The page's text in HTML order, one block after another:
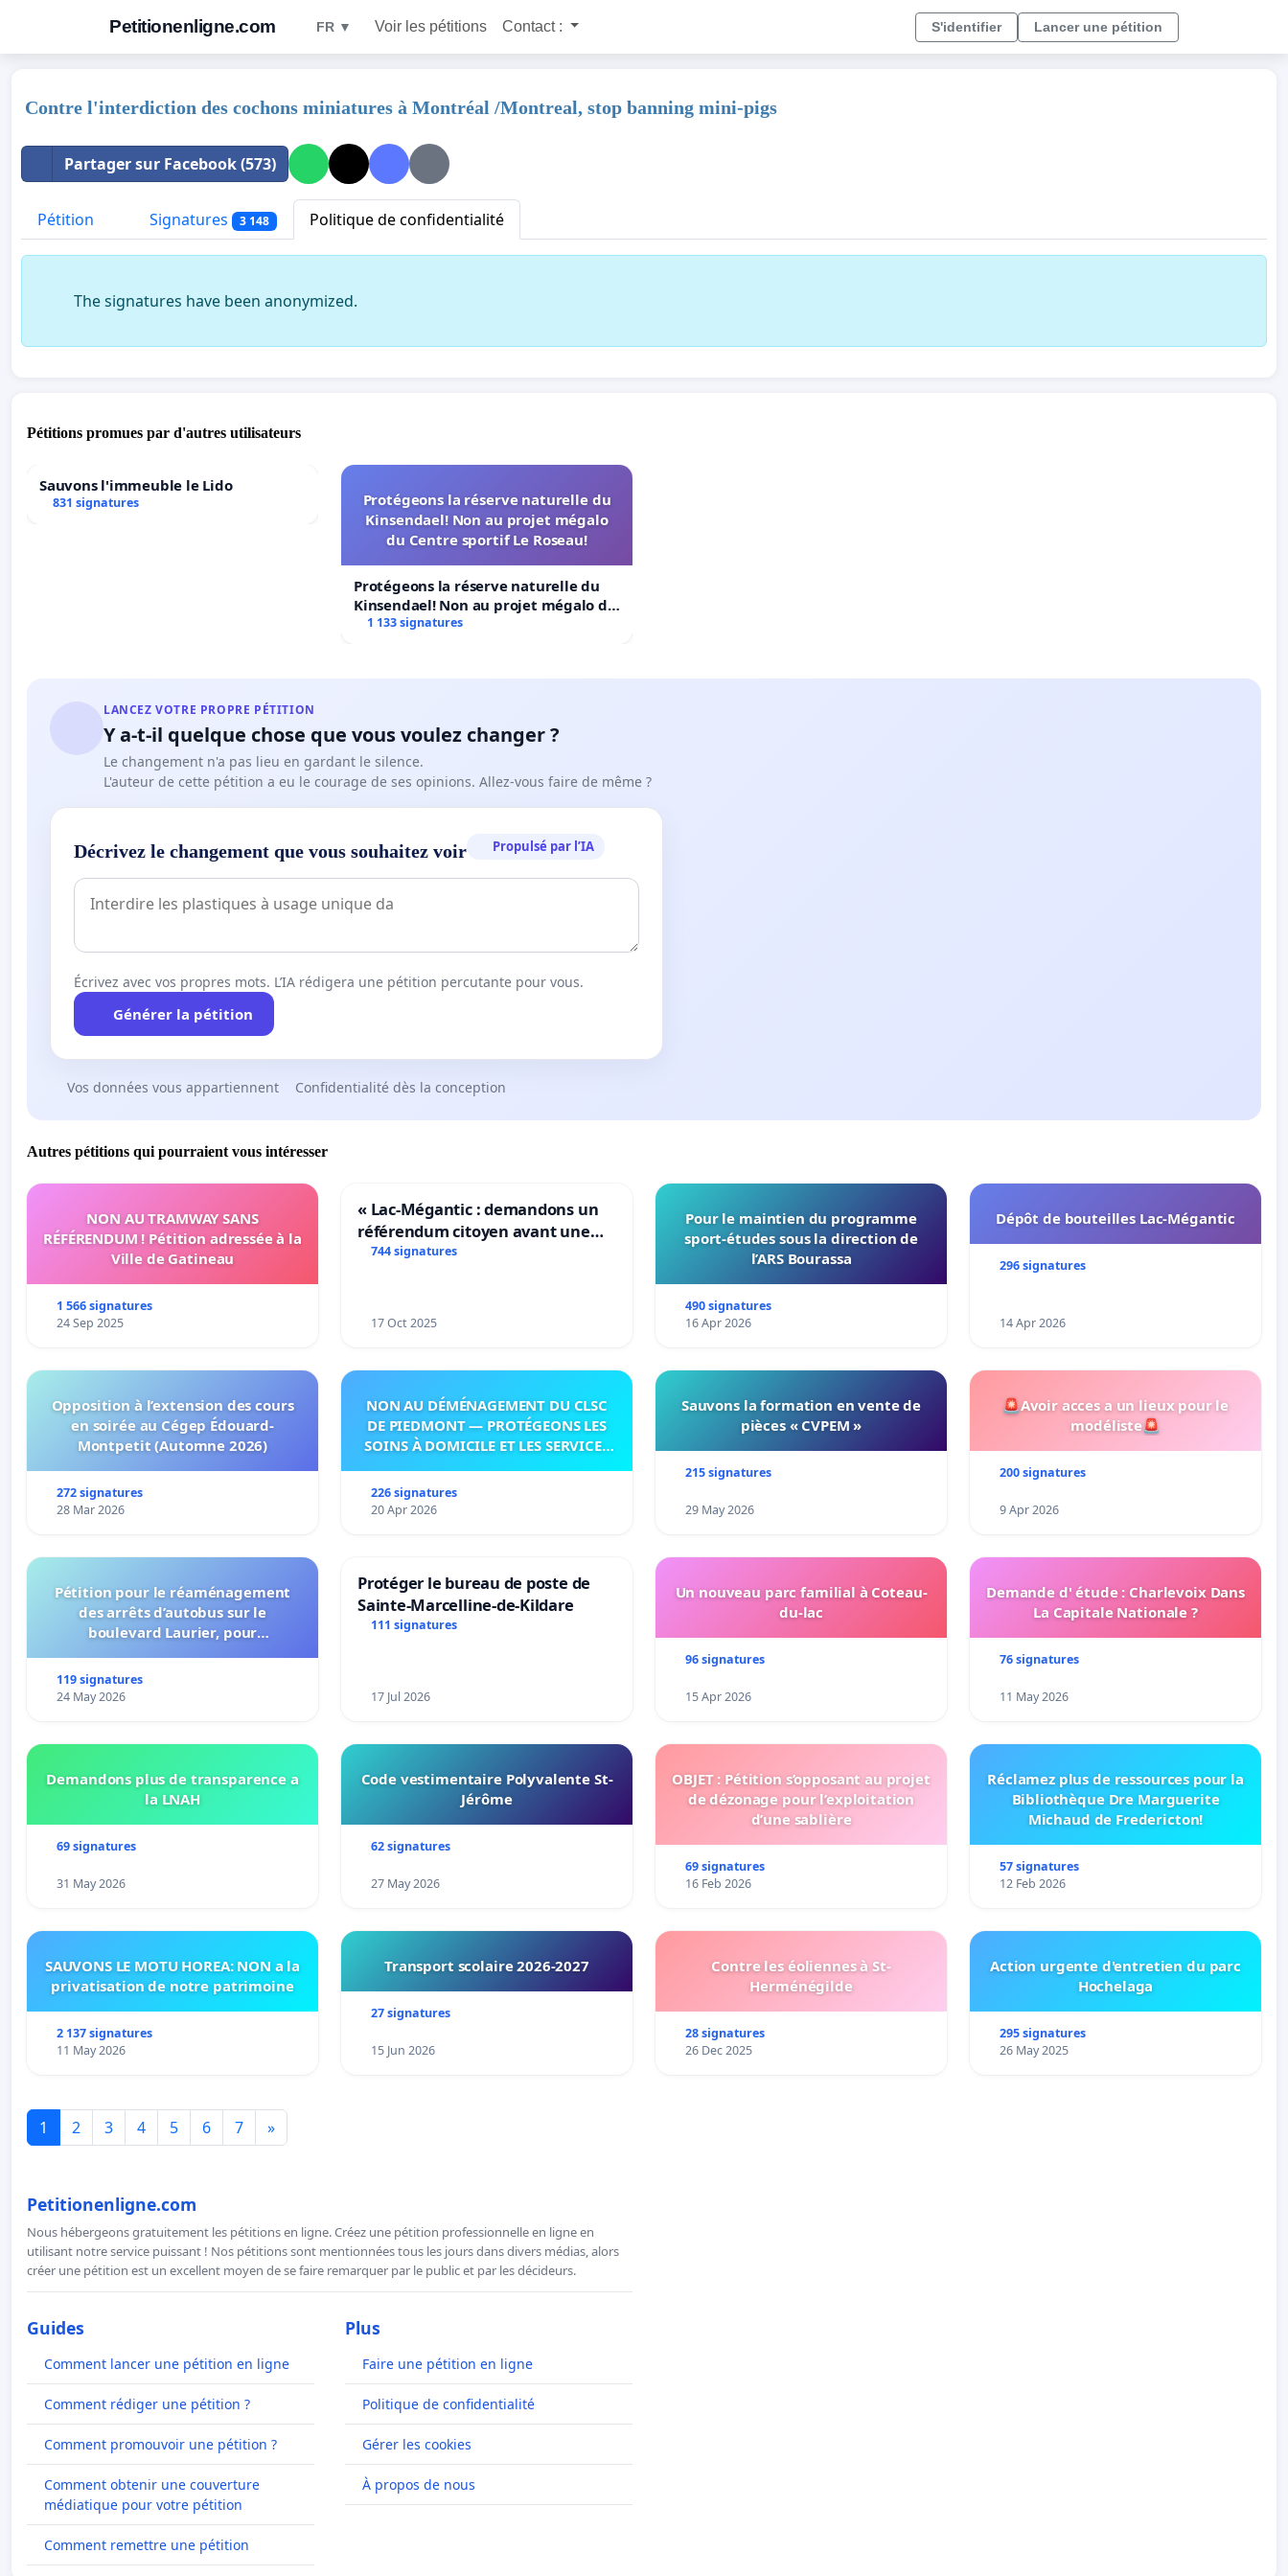
Petitionenligne.com FR ▼ Voir les pétitions Contact : S'identifier Lancer une pétition
Contre l'interdiction des cochons miniatures à Montréal /Montreal, stop banning mini-pigs
Partager sur Facebook (573)
Pétition Signatures 3 148 Politique de confidentialité
The signatures have been anonymized.
Pétitions promues par d'autres utilisateurs
Sauvons l'immeuble le Lido
831 signatures
Protégeons la réserve naturelle du
Kinsendael! Non au projet mégalo
du Centre sportif Le Roseau!
Protégeons la réserve naturelle du
Kinsendael! Non au projet mégalo du
Centre sportif Le Roseau!
1 133 signatures
LANCEZ VOTRE PROPRE PÉTITION
Y a-t-il quelque chose que vous voulez changer ?
Le changement n'a pas lieu en gardant le silence.
L'auteur de cette pétition a eu le courage de ses opinions. Allez-vous faire de même ?
Décrivez le changement que vous souhaitez voir Propulsé par l’IA
Écrivez avec vos propres mots. L’IA rédigera une pétition percutante pour vous.
Générer la pétition
Vos données vous appartiennent Confidentialité dès la conception
Autres pétitions qui pourraient vous intéresser
NON AU TRAMWAY SANS
RÉFÉRENDUM ! Pétition adressée à la
Ville de Gatineau
1 566 signatures
24 Sep 2025
« Lac-Mégantic : demandons un
référendum citoyen avant une
transformation irréversible de
744 signatures
17 Oct 2025
Pour le maintien du programme
sport-études sous la direction de
l’ARS Bourassa
490 signatures
16 Apr 2026
Dépôt de bouteilles Lac-Mégantic
296 signatures
14 Apr 2026
Opposition à l’extension des cours
en soirée au Cégep Édouard-
Montpetit (Automne 2026)
272 signatures
28 Mar 2026
NON AU DÉMÉNAGEMENT DU CLSC
DE PIEDMONT — PROTÉGEONS LES
SOINS À DOMICILE ET LES SERVICES
226 signatures
20 Apr 2026
Sauvons la formation en vente de
pièces « CVPEM »
215 signatures
29 May 2026
🚨Avoir acces a un lieux pour le
modéliste🚨
200 signatures
9 Apr 2026
Pétition pour le réaménagement
des arrêts d’autobus sur le
boulevard Laurier, pour
connexion 805-802 à établir
119 signatures
24 May 2026
Protéger le bureau de poste de
Sainte-Marcelline-de-Kildare
111 signatures
17 Jul 2026
Un nouveau parc familial à Coteau-
du-lac
96 signatures
15 Apr 2026
Demande d' étude : Charlevoix Dans
La Capitale Nationale ?
76 signatures
11 May 2026
Demandons plus de transparence a
la LNAH
69 signatures
31 May 2026
Code vestimentaire Polyvalente St-
Jérôme
62 signatures
27 May 2026
OBJET : Pétition s’opposant au projet
de dézonage pour l’exploitation
d’une sablière
69 signatures
16 Feb 2026
Réclamez plus de ressources pour la
Bibliothèque Dre Marguerite
Michaud de Fredericton!
57 signatures
12 Feb 2026
SAUVONS LE MOTU HOREA: NON a la
privatisation de notre patrimoine
2 137 signatures
11 May 2026
Transport scolaire 2026-2027
27 signatures
15 Jun 2026
Contre les éoliennes à St-
Herménégilde
28 signatures
26 Dec 2025
Action urgente d'entretien du parc
Hochelaga
295 signatures
26 May 2025
1 2 3 4 5 6 7 »
Petitionenligne.com
Nous hébergeons gratuitement les pétitions en ligne. Créez une pétition professionnelle en ligne en
utilisant notre service puissant ! Nos pétitions sont mentionnées tous les jours dans divers médias, alors
créer une pétition est un excellent moyen de se faire remarquer par le public et par les décideurs.
Guides
Comment lancer une pétition en ligne
Comment rédiger une pétition ?
Comment promouvoir une pétition ?
Comment obtenir une couverture
médiatique pour votre pétition
Comment remettre une pétition
Plus
Faire une pétition en ligne
Politique de confidentialité
Gérer les cookies
À propos de nous